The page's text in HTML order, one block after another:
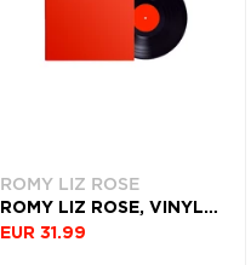
ROMY LIZ ROSE
ROMY LIZ ROSE, VINYL I AM JUNE
EUR 31.99